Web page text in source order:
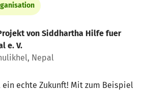
von Siddhartha Hilfe fuer
e. V.
Nepal
echte Zukunft! Mit zum Beispiel